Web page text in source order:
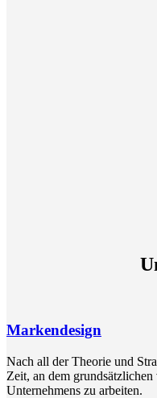
Markendesign
Nach all der Theorie und
Zeit, an dem
Unternehmens zu arbeiten.